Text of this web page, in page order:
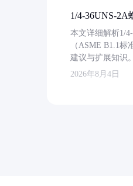
1/4-36UNS-2A
本文详细解析1/
（ASME B1.1
建议与扩展知识。
2026年8月4日